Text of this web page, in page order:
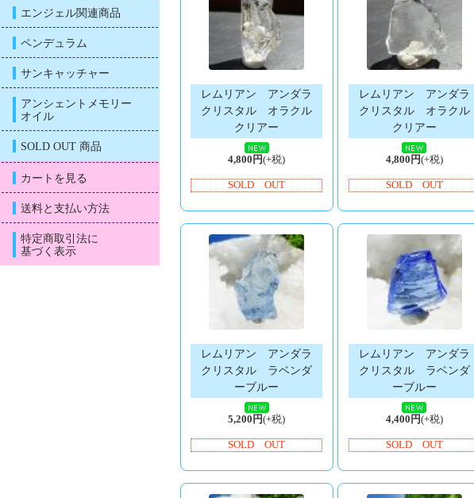
エンジェル関連商品
ペンデュラム
サンキャッチャー
アンシェントメモリー
オイル
SOLD OUT 商品
カートを見る
送料と支払い方法
特定商取引法に
基づく表示
レムリアン アンダラ
クリスタル オラクル
クリアー
4,800円(+税)
SOLD OUT
レムリアン アンダラ
クリスタル オラクル
クリアー
4,800円(+税)
SOLD OUT
レムリアン アンダラ
クリスタル ラベンダ
ーブルー
5,200円(+税)
SOLD OUT
レムリアン アンダラ
クリスタル ラベンダ
ーブルー
4,400円(+税)
SOLD OUT